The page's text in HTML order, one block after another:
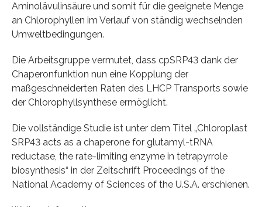
Aminolävulinsäure und somit für die geeignete Menge
an Chlorophyllen im Verlauf von ständig wechselnden
Umweltbedingungen.
Die Arbeitsgruppe vermutet, dass cpSRP43 dank der
Chaperonfunktion nun eine Kopplung der
maßgeschneiderten Raten des LHCP Transports sowie
der Chlorophyllsynthese ermöglicht.
Die vollständige Studie ist unter dem Titel „Chloroplast
SRP43 acts as a chaperone for glutamyl-tRNA
reductase, the rate-limiting enzyme in tetrapyrrole
biosynthesis“ in der Zeitschrift Proceedings of the
National Academy of Sciences of the U.S.A. erschienen.